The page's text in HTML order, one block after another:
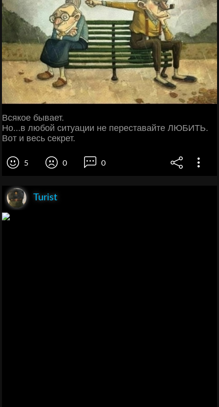
Всякое бывает.
Но...в любой ситуации не переставайте ЛЮБИТЬ.
Вот и весь секрет.
5 0 0
Turist